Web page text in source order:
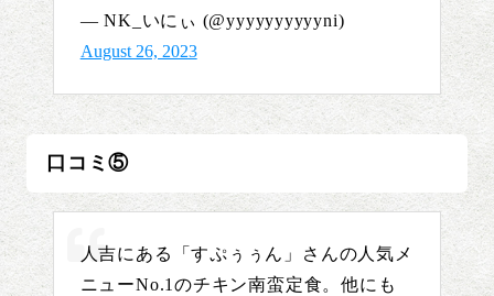
— NK_いにぃ (@yyyyyyyyyyni)
August 26, 2023
口コミ⑤
人吉にある「すぷぅぅん」さんの人気メ
ニューNo.1のチキン南蛮定食。他にも